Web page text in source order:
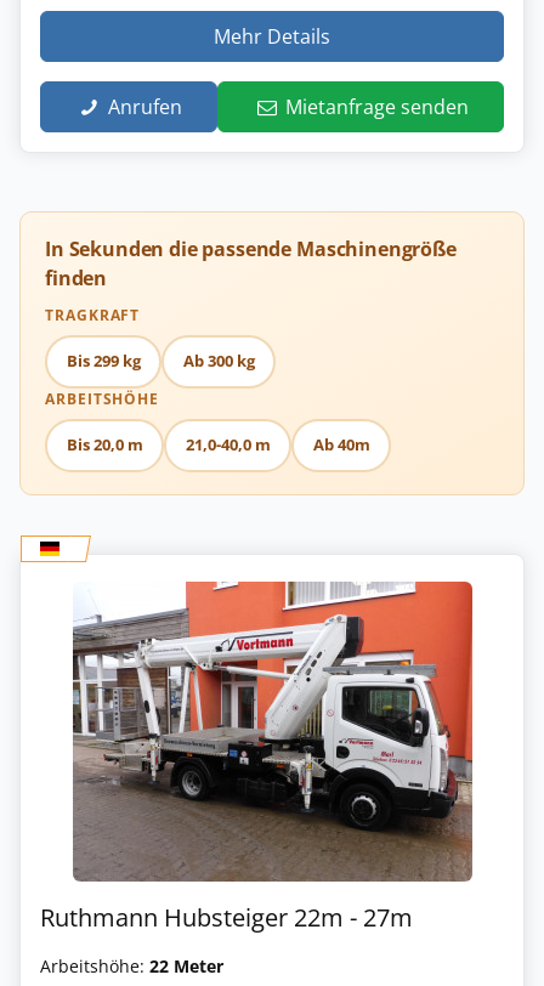
Mehr Details
Anrufen Mietanfrage senden
In Sekunden die passende Maschinengröße
finden
TRAGKRAFT
Bis 299 kg Ab 300 kg
ARBEITSHÖHE
Bis 20,0 m 21,0-40,0 m Ab 40m
Ruthmann Hubsteiger 22m - 27m
Arbeitshöhe: 22 Meter